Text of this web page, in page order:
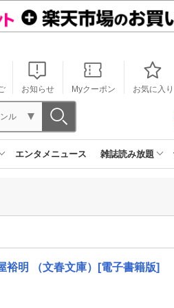
お知らせ Myクーポン お気に入り
ル
エンタメニュース 雑誌読み放題
明 （文春文庫）[電子書籍版]